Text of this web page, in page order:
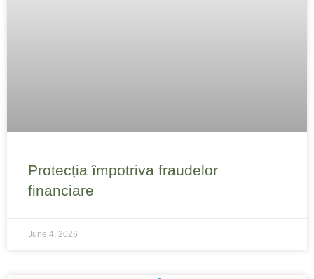
Protecția împotriva fraudelor
financiare
June 4, 2026